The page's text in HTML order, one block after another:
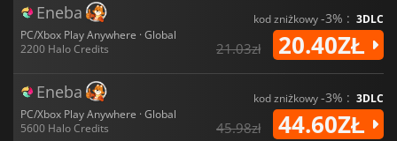
Eneba
PC/Xbox Play Anywhere · Global
2200 Halo Credits
kod zniżkowy-3% : 3DLC
21.03zł 20.40ZŁ
Eneba
PC/Xbox Play Anywhere · Global
5600 Halo Credits
kod zniżkowy-3% : 3DLC
45.98zł 44.60ZŁ